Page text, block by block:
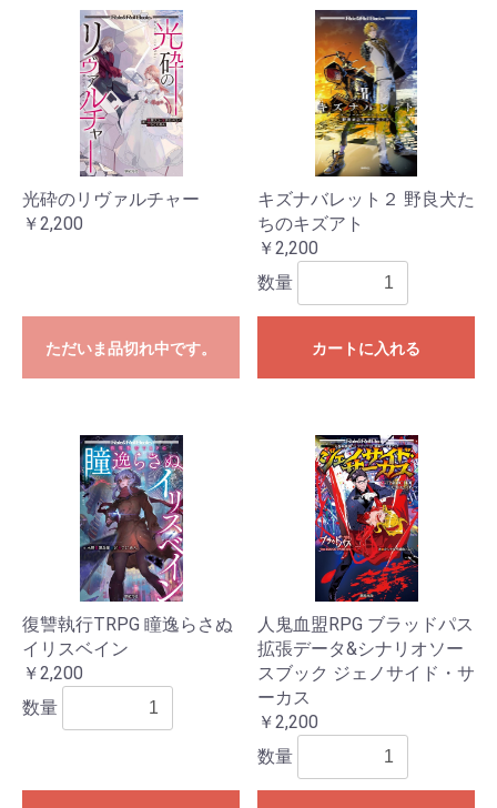
光砕のリヴァルチャー
￥2,200
ただいま品切れ中です。
キズナバレット２ 野良犬た
ちのキズアト
￥2,200
数量
カートに入れる
復讐執行TRPG 瞳逸らさぬ
イリスベイン
￥2,200
数量
人鬼血盟RPG ブラッドパス
拡張データ&シナリオソー
スブック ジェノサイド・サ
ーカス
￥2,200
数量